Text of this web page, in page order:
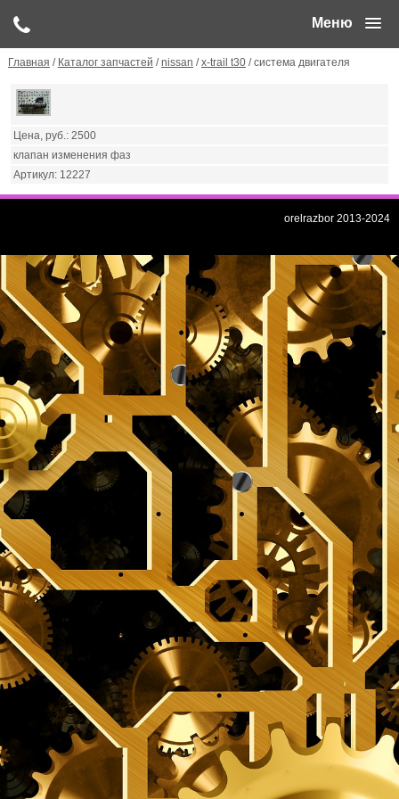
Меню
Главная / Каталог запчастей /nissan /x-trail t30/ система двигателя
2500
клапан изменения фаз
12227
orelrazbor 2013-2024